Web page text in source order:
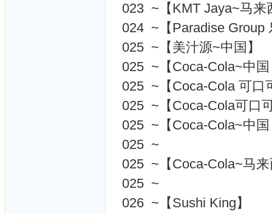
023 ~【KMT Jaya~马来
024 ~【Paradise Group
025 ~【美汁源~中国】
025 ~【Coca-Cola~中
025 ~【Coca-Cola 可口
025 ~【Coca-Cola可口
025 ~【Coca-Cola~中
025 ~
025 ~【Coca-Cola~马
025 ~
026 ~【Sushi King】